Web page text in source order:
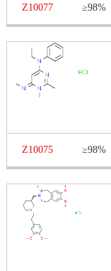
Z10077 ≥98%
Z10075 ≥98%